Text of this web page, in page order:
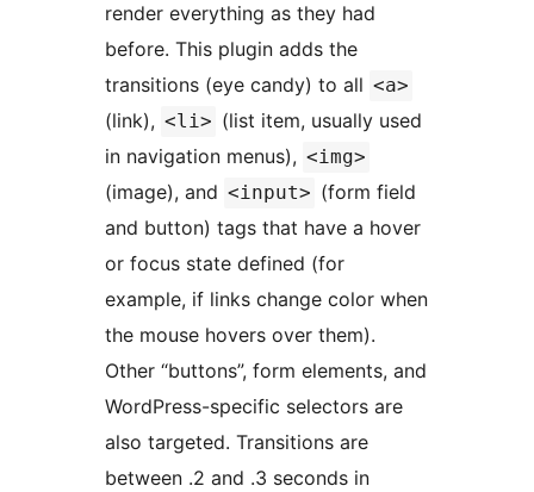
render everything as they had
before. This plugin adds the
transitions (eye candy) to all <a>
(link), <li> (list item, usually used
in navigation menus), <img>
(image), and <input> (form field
and button) tags that have a hover
or focus state defined (for
example, if links change color when
the mouse hovers over them).
Other “buttons”, form elements, and
WordPress-specific selectors are
also targeted. Transitions are
between .2 and .3 seconds in